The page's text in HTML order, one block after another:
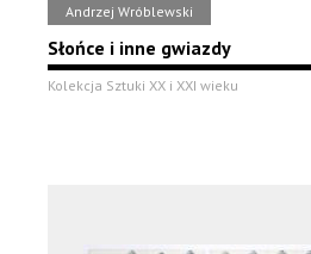
Andrzej Wróblewski
Słońce i inne gwiazdy
Kolekcja Sztuki XX i XXI wieku